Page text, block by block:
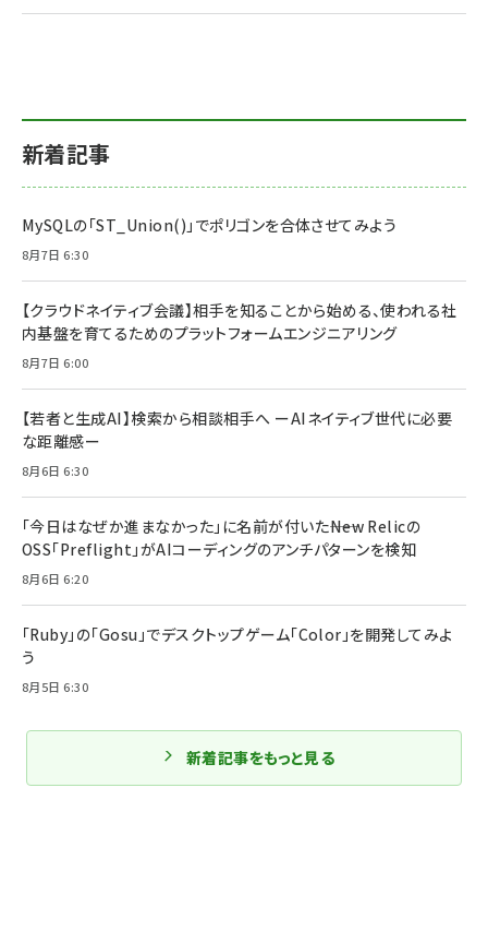
新着記事
MySQLの「ST_Union()」でポリゴンを合体させてみよう
8月7日 6:30
【クラウドネイティブ会議】相手を知ることから始める、使われる社
内基盤を育てるためのプラットフォームエンジニアリング
8月7日 6:00
【若者と生成AI】検索から相談相手へ ーAIネイティブ世代に必要
な距離感ー
8月6日 6:30
「今日はなぜか進まなかった」に名前が付いた――New Relicの
OSS「Preflight」がAIコーディングのアンチパターンを検知
8月6日 6:20
「Ruby」の「Gosu」でデスクトップゲーム「Color」を開発してみよ
う
8月5日 6:30
新着記事をもっと見る